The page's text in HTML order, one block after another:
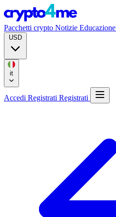
Pacchetti crypto Notizie Educazione
Accedi Registrati Registrati